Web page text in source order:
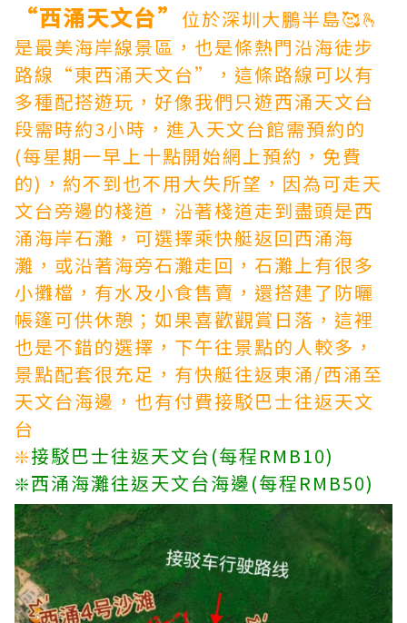
“西涌天文台” 位於深圳大鵬半島🥰🫰
是最美海岸線景區，也是條熱門沿海徒步
路線“東西涌天文台”，這條路線可以有
多種配搭遊玩，好像我們只遊西涌天文台
段需時約3小時，進入天文台館需預約的
(每星期一早上十點開始網上預約，免費
的)，約不到也不用大失所望，因為可走天
文台旁邊的棧道，沿著棧道走到盡頭是西
涌海岸石灘，可選擇乘快艇返回西涌海
灘，或沿著海旁石灘走回，石灘上有很多
小攤檔，有水及小食售賣，還搭建了防曬
帳篷可供休憩；如果喜歡觀賞日落，這裡
也是不錯的選擇，下午往景點的人較多，
景點配套很充足，有快艇往返東涌/西涌至
天文台海邊，也有付費接駁巴士往返天文
台
❇️接駁巴士往返天文台(每程RMB10)
❇️西涌海灘往返天文台海邊(每程RMB50)